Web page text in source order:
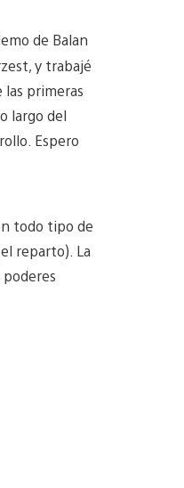
de Balan
y trabajé
primeras
largo del
Espero
todo tipo de
reparto). La